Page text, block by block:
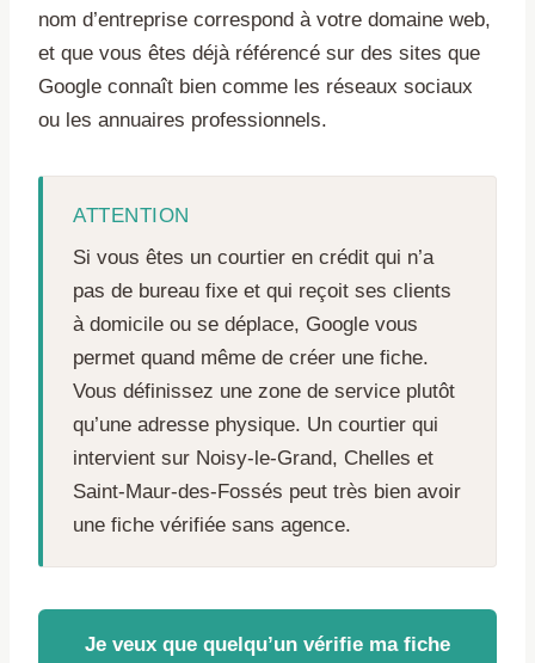
nom d’entreprise correspond à votre domaine web,
et que vous êtes déjà référencé sur des sites que
Google connaît bien comme les réseaux sociaux
ou les annuaires professionnels.
ATTENTION
Si vous êtes un courtier en crédit qui n’a
pas de bureau fixe et qui reçoit ses clients
à domicile ou se déplace, Google vous
permet quand même de créer une fiche.
Vous définissez une zone de service plutôt
qu’une adresse physique. Un courtier qui
intervient sur Noisy-le-Grand, Chelles et
Saint-Maur-des-Fossés peut très bien avoir
une fiche vérifiée sans agence.
Je veux que quelqu’un vérifie ma fiche